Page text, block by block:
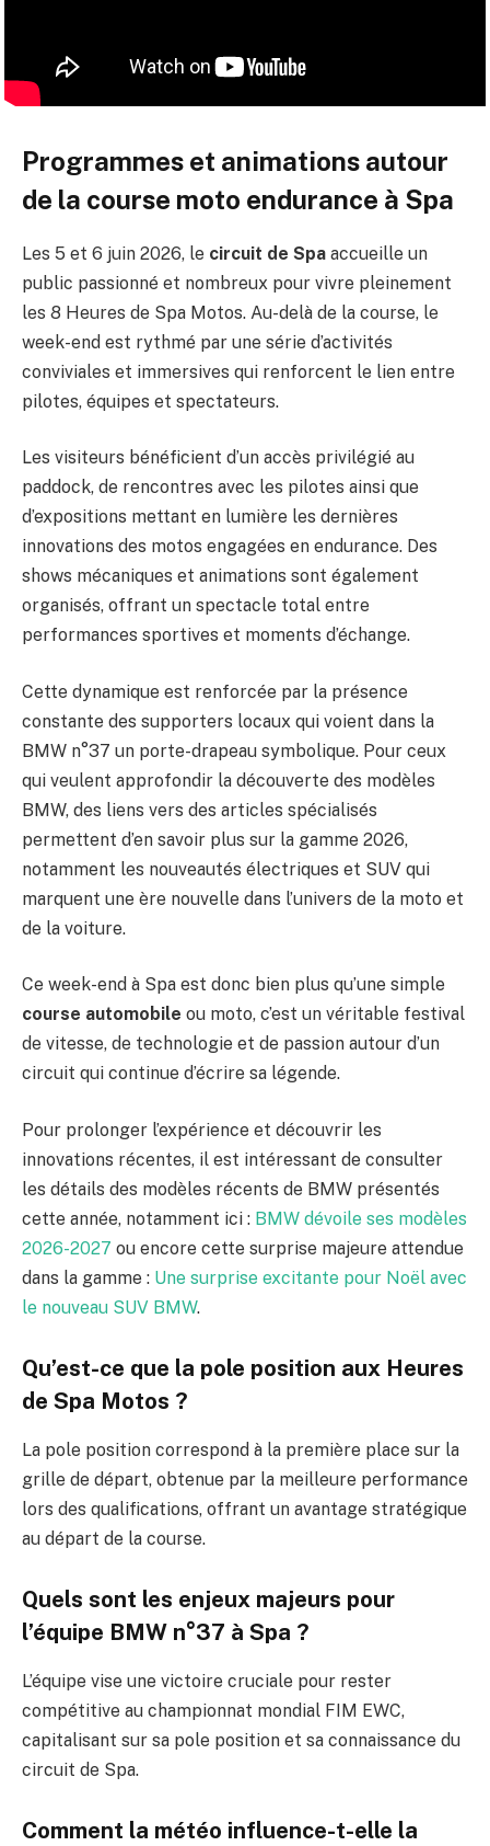
Programmes et animations autour
de la course moto endurance à Spa
Les 5 et 6 juin 2026, le circuit de Spa accueille un
public passionné et nombreux pour vivre pleinement
les 8 Heures de Spa Motos. Au-delà de la course, le
week-end est rythmé par une série d’activités
conviviales et immersives qui renforcent le lien entre
pilotes, équipes et spectateurs.
Les visiteurs bénéficient d’un accès privilégié au
paddock, de rencontres avec les pilotes ainsi que
d’expositions mettant en lumière les dernières
innovations des motos engagées en endurance. Des
shows mécaniques et animations sont également
organisés, offrant un spectacle total entre
performances sportives et moments d’échange.
Cette dynamique est renforcée par la présence
constante des supporters locaux qui voient dans la
BMW n°37 un porte-drapeau symbolique. Pour ceux
qui veulent approfondir la découverte des modèles
BMW, des liens vers des articles spécialisés
permettent d’en savoir plus sur la gamme 2026,
notamment les nouveautés électriques et SUV qui
marquent une ère nouvelle dans l’univers de la moto et
de la voiture.
Ce week-end à Spa est donc bien plus qu’une simple
course automobile ou moto, c’est un véritable festival
de vitesse, de technologie et de passion autour d’un
circuit qui continue d’écrire sa légende.
Pour prolonger l’expérience et découvrir les
innovations récentes, il est intéressant de consulter
les détails des modèles récents de BMW présentés
cette année, notamment ici : BMW dévoile ses modèles
2026-2027 ou encore cette surprise majeure attendue
dans la gamme : Une surprise excitante pour Noël avec
le nouveau SUV BMW.
Qu’est-ce que la pole position aux Heures
de Spa Motos ?
La pole position correspond à la première place sur la
grille de départ, obtenue par la meilleure performance
lors des qualifications, offrant un avantage stratégique
au départ de la course.
Quels sont les enjeux majeurs pour
l’équipe BMW n°37 à Spa ?
L’équipe vise une victoire cruciale pour rester
compétitive au championnat mondial FIM EWC,
capitalisant sur sa pole position et sa connaissance du
circuit de Spa.
Comment la météo influence-t-elle la